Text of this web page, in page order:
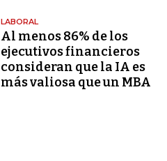
LABORAL
Al menos 86% de los
ejecutivos financieros
consideran que la IA es
más valiosa que un MBA